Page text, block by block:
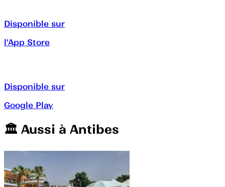
Disponible sur
l'App Store
Disponible sur
Google Play
🏛️️ Aussi à Antibes